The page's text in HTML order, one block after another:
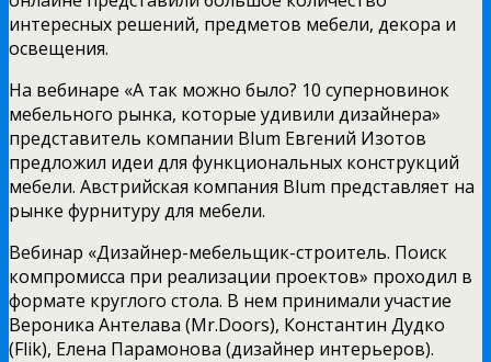
интересных решений, предметов мебели, декора и
освещения.
На вебинаре «А так можно было? 10 суперновинок
мебельного рынка, которые удивили дизайнера»
представитель компании Blum Евгений Изотов
предложил идеи для функциональных конструкций
мебели. Австрийская компания Blum представляет на
рынке фурнитуру для мебели.
Вебинар «Дизайнер-мебельщик-строитель. Поиск
компромисса при реализации проектов» проходил в
формате круглого стола. В нем принимали участие
Вероника Антелава (Mr.Doors), Константин Дудко
(Flik), Елена Парамонова (дизайнер интерьеров).